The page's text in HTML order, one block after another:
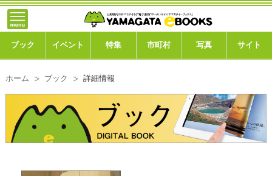
ブック イベント 特集 市町村 写真 サイト
ホーム ブック 詳細情報
トップ
ブック
市町村
}; -->